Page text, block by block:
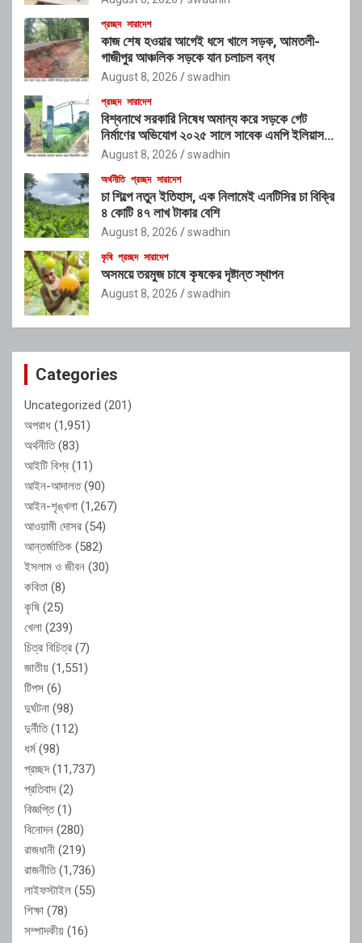
প্রচ্ছদ সারাদেশ
কাজ শেষ হওয়ার আগেই ধসে খালে সড়ক, আমতলী-
গাজীপুর আঞ্চলিক সড়কে যান চলাচল বন্ধ
August 8, 2026 swadhin
প্রচ্ছদ সারাদেশ
বিশ্বনাথে সরকারি নিষেধ অমান্য করে সড়কে গেট
নির্মাণের অভিযোগ ২০২৫ সালে সাবেক এমপি ইলিয়াস
আলীর নামে নামফলক স্থাপনের অভিযোগ
August 8, 2026 swadhin
অর্থনীতি প্রচ্ছদ সারাদেশ
চা শিল্পে নতুন ইতিহাস, এক নিলামেই এনটিসির চা বিক্রি
৪ কোটি ৪৭ লাখ টাকার বেশি
August 8, 2026 swadhin
কৃষি প্রচ্ছদ সারাদেশ
অসময়ে তরমুজ চাষে কৃষকের দৃষ্টান্ত স্থাপন
August 8, 2026 swadhin
Categories
Uncategorized (201)
অপরাধ (1,951)
অর্থনীতি(83)
আইটি বিশ্ব (11)
আইন-আদালত(90)
আইন-শৃঙ্খলা (1,267)
আওয়ামী দোসর (54)
আন্তর্জাতিক (582)
ইসলাম ও জীবন (30)
কবিতা (8)
কৃষি (25)
খেলা (239)
চিত্র বিচিত্র (7)
জাতীয় (1,551)
টিপস (6)
দুর্ঘটনা (98)
দুর্নীতি(112)
ধর্ম(98)
প্রচ্ছদ(11,737)
প্রতিবাদ(2)
বিজ্ঞপ্তি(1)
বিনোদন (280)
রাজধানী (219)
রাজনীতি(1,736)
লাইফস্টাইল (55)
শিক্ষা (78)
সম্পাদকীয় (16)